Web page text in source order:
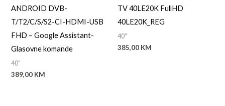
ANDROID DVB-
T/T2/C/S/S2-CI-HDMI-USB
FHD – Google Assistant-
Glasovne komande
40"
389,00 KM
TV 40LE20K FullHD
40LE20K_REG
40"
385,00 KM